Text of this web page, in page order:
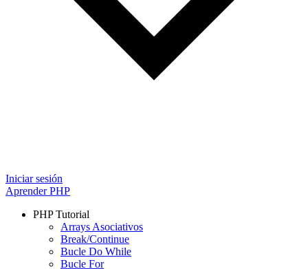
Iniciar sesión
Aprender PHP
PHP Tutorial
Arrays Asociativos
Break/Continue
Bucle Do While
Bucle For